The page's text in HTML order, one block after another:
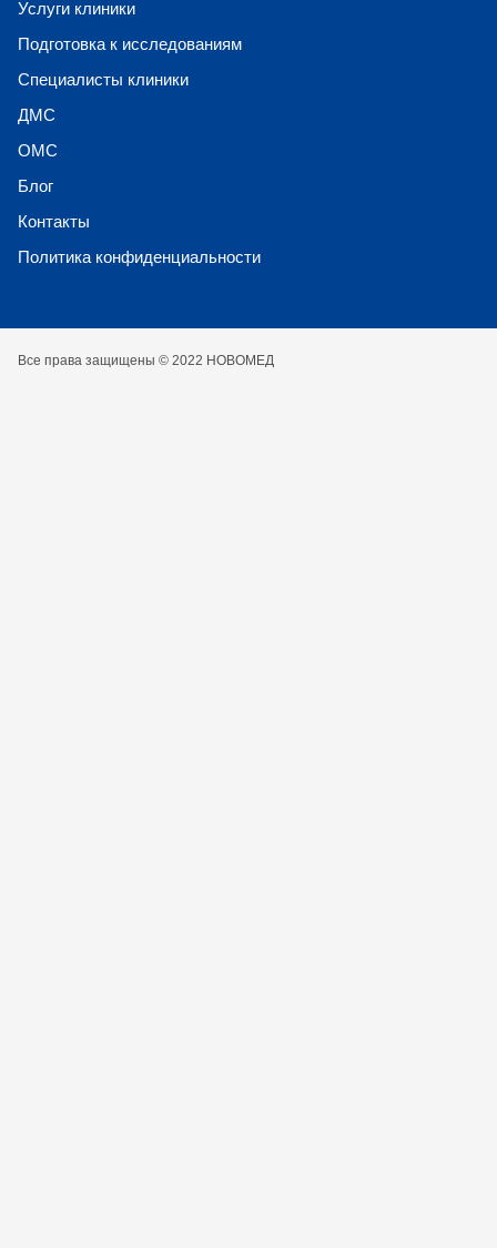
Услуги клиники
Подготовка к исследованиям
Специалисты клиники
ДМС
ОМС
Блог
Контакты
Политика конфиденциальности
Все права защищены © 2022 НОВОМЕД